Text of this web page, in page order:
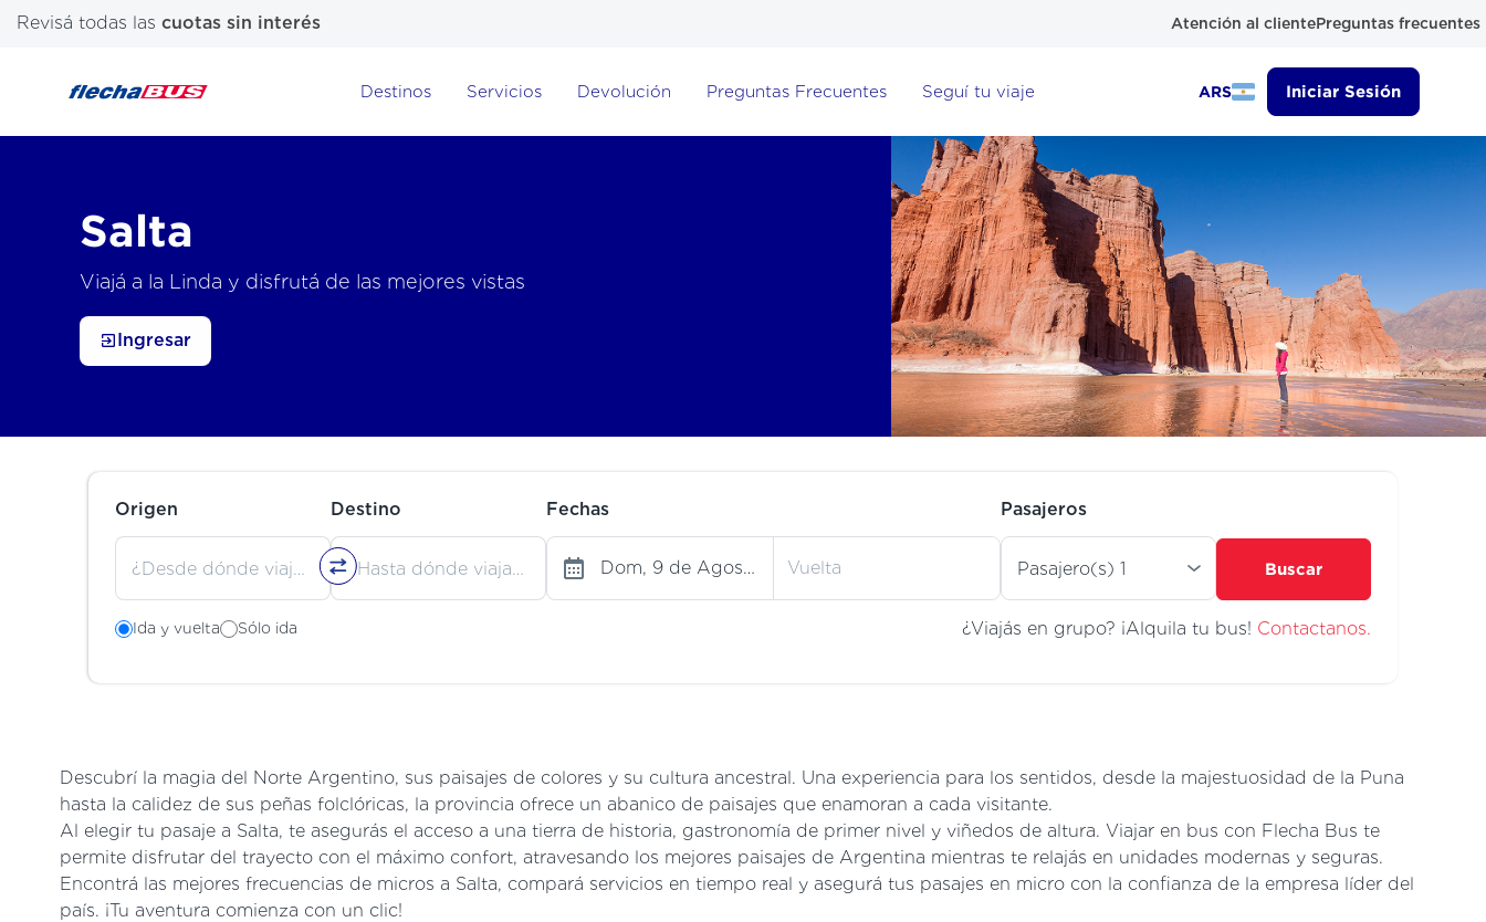
Revisá todas las cuotas sin interés Atención al clientePreguntas frecuentes
Destinos Servicios Devolución Preguntas Frecuentes Seguí tu viaje ARS Iniciar Sesión
Salta
Viajá a la Linda y disfrutá de las mejores vistas
Ingresar
Origen Destino Fechas Pasajeros
Buscar
Ida y vuelta Sólo ida ¿Viajás en grupo? ¡Alquila tu bus! Contactanos.
Descubrí la magia del Norte Argentino, sus paisajes de colores y su cultura ancestral. Una experiencia para los sentidos, desde la majestuosidad de la Puna
hasta la calidez de sus peñas folclóricas, la provincia ofrece un abanico de paisajes que enamoran a cada visitante.
Al elegir tu pasaje a Salta, te asegurás el acceso a una tierra de historia, gastronomía de primer nivel y viñedos de altura. Viajar en bus con Flecha Bus te
permite disfrutar del trayecto con el máximo confort, atravesando los mejores paisajes de Argentina mientras te relajás en unidades modernas y seguras.
Encontrá las mejores frecuencias de micros a Salta, compará servicios en tiempo real y asegurá tus pasajes en micro con la confianza de la empresa líder del
país. ¡Tu aventura comienza con un clic!